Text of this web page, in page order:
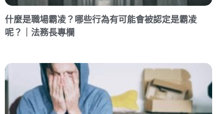
什麼是職場霸凌？哪些行為有可能會被認定是霸凌
呢？｜法務長專欄